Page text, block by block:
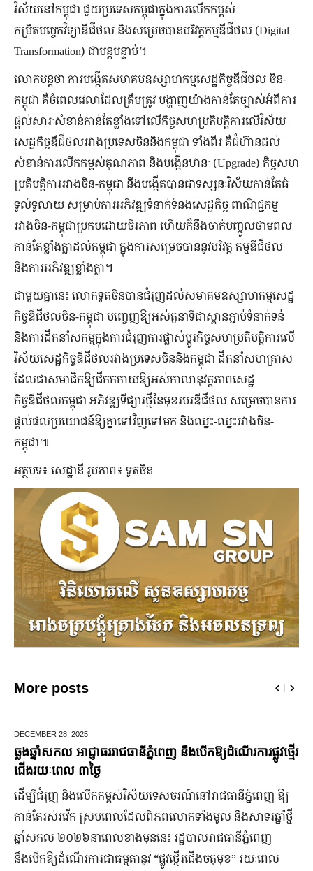
វិស័យនៅកម្ពុជា ជួយប្រទេសកម្ពុជាក្នុងការលើកកម្ពស់
កម្រិតបច្ចេកវិទ្យាឌីជីថល និងសម្រេចបានបរិវត្តកម្មឌីជីថល (Digital
Transformation) ជាបន្តបន្ទាប់។
លោកបន្តថា ការបង្កើតសមាគមឧស្សាហកម្មសេដ្ឋកិច្ចឌីជីថល ចិន-
កម្ពុជា គឺចំពេលវេលាដែលត្រឹមត្រូវ បង្ហាញយ៉ាងកាន់តែច្បាស់អំពីការ
ផ្តល់សារៈសំខាន់កាន់តែខ្លាំងទៅលើកិច្ចសហប្រតិបត្តិការលើវិស័យ
សេដ្ឋកិច្ចឌីជីថលរវាងប្រទេសចិននិងកម្ពុជា ទាំងពីរ គឺជំហ៊ានដល់
សំខាន់ការលើកកម្ពស់គុណភាព និងបង្កើនឋានៈ (Upgrade) កិច្ចសហ
ប្រតិបត្តិការរវាងចិន-កម្ពុជា នឹងបង្កើតបានជាទស្សនៈវិស័យកាន់តែធំ
ទូលំទូលាយ សម្រាប់ការអភិវឌ្ឍទំនាក់ទំនងសេដ្ឋកិច្ច ពាណិជ្ជកម្ម
រវាងចិន-កម្ពុជាប្រកបដោយចីរភាព ហើយក៏នឹងចាក់បញ្ចូលថាមពល
កាន់តែខ្លាំងក្លាដល់កម្ពុជា ក្នុងការសម្រេចបាននូវបរិវត្ត កម្មឌីជីថល
និងការអភិវឌ្ឍខ្លាំងក្លា។
ជាមួយគ្នានេះ លោកទូតចិនបានជំរុញដល់សមាគមឧស្សាហកម្មសេដ្ឋ
កិច្ចឌីជីថលចិន-កម្ពុជា បញ្ចេញឱ្យអស់តួនាទីជាស្ពានភ្ជាប់ទំនាក់ទន់
និងការដឹកនាំសកម្មក្នុងការជំរុញការផ្លាស់ប្តូរកិច្ចសហប្រតិបត្តិការលើ
វិស័យសេដ្ឋកិច្ចឌីជីថលរវាងប្រទេសចិននិងកម្ពុជា ដឹកនាំសហគ្រាស
ដែលជាសមាជិកឱ្យជីកកកាយឱ្យអស់កាលានុវត្តភាពសេដ្ឋ
កិច្ចឌីជីថលកម្ពុជា អភិវឌ្ឍទីផ្សារថ្មីនៃមុខរបរឌីជីថល សម្រេចបានការ
ផ្តល់ផលប្រយោជន៍ឱ្យគ្នាទៅវិញទៅមក និងឈ្នះ-ឈ្នះរវាងចិន-
កម្ពុជា៕
អត្ថបទ៖ សេដ្ឋានី រូបភាព៖ ទូតចិន
More posts
DECEMBER 28, 2025
ឆ្លងឆ្នាំសកល អាជ្ញាធររាជធានីភ្នំពេញ នឹងបើកឱ្យដំណើរការផ្លូវថ្មើរ
ជើងរយៈពេល ៣ថ្ងៃ
ដើម្បីជំរុញ និងលើកកម្ពស់វិស័យទេសចរណ៍នៅរាជធានីភ្នំពេញ ឱ្យ
កាន់តែរស់រវើក ស្របពេលដែលពិភពលោកទាំងមូល នឹង​សាទរឆ្នាំថ្មី
ឆ្នាំសកល ២០២៦នាពេលខាងមុននេះ រដ្ឋបាលរាជធានីភ្នំពេញ
នឹងបើកឱ្យដំណើរការជាធម្មតានូវ “ផ្លូវថ្មើរជើងចតុមុខ” រយៈពេល